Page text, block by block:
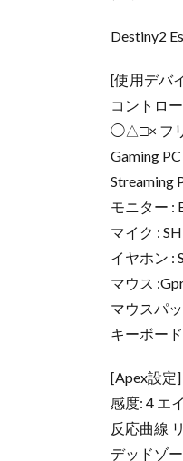
Destiny2
[使用デバ
コントロ
◯△□× フリ
Gaming
Streaming
モニター :
マイク :
イヤホン :
マウス
マウスパ
キーボー
[Apex設定]
感度: 4 エ
反応曲線
デッドゾ